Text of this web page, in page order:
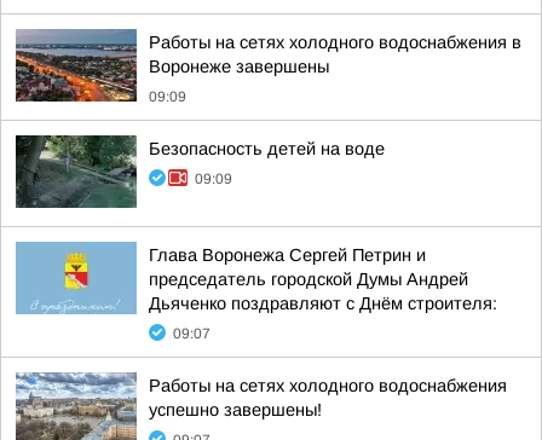
Работы на сетях холодного водоснабжения в
Воронеже завершены
09:09
Безопасность детей на воде
09:09
Глава Воронежа Сергей Петрин и
председатель городской Думы Андрей
Дьяченко поздравляют с Днём строителя:
09:07
Работы на сетях холодного водоснабжения
успешно завершены!